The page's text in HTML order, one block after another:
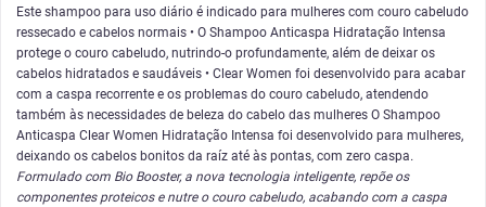
Este shampoo para uso diário é indicado para mulheres com couro cabeludo
ressecado e cabelos normais • O Shampoo Anticaspa Hidratação Intensa
protege o couro cabeludo, nutrindo-o profundamente, além de deixar os
cabelos hidratados e saudáveis • Clear Women foi desenvolvido para acabar
com a caspa recorrente e os problemas do couro cabeludo, atendendo
também às necessidades de beleza do cabelo das mulheres O Shampoo
Anticaspa Clear Women Hidratação Intensa foi desenvolvido para mulheres,
deixando os cabelos bonitos da raíz até às pontas, com zero caspa.
Formulado com Bio Booster, a nova tecnologia inteligente, repõe os
componentes proteicos e nutre o couro cabeludo, acabando com a caspa